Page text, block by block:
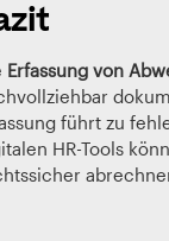
Erfassung von
führt zu
HR-Tools